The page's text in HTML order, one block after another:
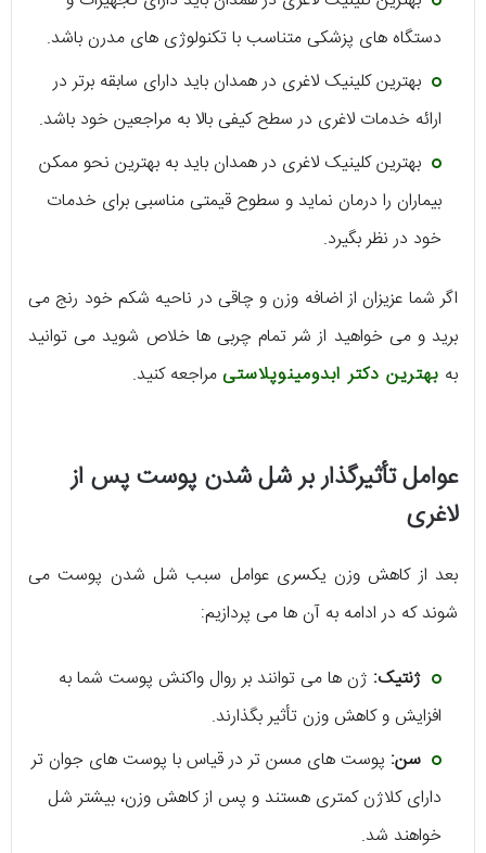
دستگاه ‌های پزشکی متناسب با تکنولوژی ‌های مدرن باشد.
بهترین کلینیک لاغری در همدان باید دارای سابقه برتر در
ارائه خدمات لاغری در سطح کیفی بالا به مراجعین خود باشد.
بهترین کلینیک لاغری در همدان باید به بهترین نحو ممکن
بیماران را درمان نماید و سطوح قیمتی مناسبی برای خدمات
خود در نظر بگیرد.
اگر شما عزیزان از اضافه وزن و چاقی در ناحیه شکم خود رنج می
برید و می خواهید از شر تمام چربی ها خلاص شوید می توانید
به بهترین دکتر ابدومینوپلاستیمراجعه کنید.
عوامل تأثیرگذار بر شل شدن پوست پس از
لاغری
بعد از کاهش وزن یکسری عوامل سبب شل شدن پوست می
شوند که در ادامه به آن ها می پردازیم:
ژنتیک: ژن‌ ها می‌ توانند بر روال واکنش پوست شما به
افزایش و کاهش وزن تأثیر بگذارند.
سن: پوست‌ های مسن‌ تر در قیاس با پوست‌ های جوان‌ تر
دارای کلاژن کمتری هستند و پس از کاهش وزن، بیشتر شل
خواهند شد.